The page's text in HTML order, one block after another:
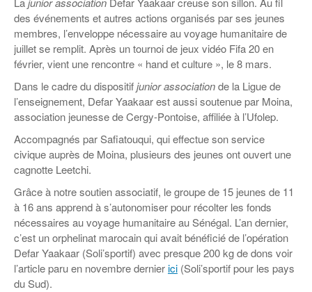
Malle pédagogique « Parcours d’exils
d’hier et d’aujourd’hui »
Espace bénévoles
Story play’r
La ligue 95 et Recyclivre
Lutte contre l’illettrisme
Education aux médias
Les veilleurs de l’info
Education verte
Formation Eco-délégué.es
Actualité Ecole
… Formations BAFD
Pour s’inscrire
Actualités loisirs
des événements et autres actions organisés par ses jeunes
membres, l’enveloppe nécessaire au voyage humanitaire de
juillet se remplit. Après un tournoi de jeux vidéo Fifa 20 en
février, vient une rencontre « hand et culture », le 8 mars.
Dans le cadre du dispositifjunior associationde la Ligue de
l’enseignement, Defar Yaakaar est aussi soutenue par Moina,
association jeunesse de Cergy-Pontoise, affiliée à l’Ufolep.
Accompagnés par Safiatouqui, qui effectue son service
civique auprès de Moina, plusieurs des jeunes ont ouvert une
cagnotte Leetchi.
Grâce à notre soutien associatif, le groupe de 15 jeunes de 11
à 16 ans apprend à s’autonomiser pour récolter les fonds
nécessaires au voyage humanitaire au Sénégal. L’an dernier,
c’est un orphelinat marocain qui avait bénéficié de l’opération
Defar Yaakaar (Soli’sportif) avec presque 200 kg de dons voir
l’article paru en novembre dernierici (Soli’sportif pour les pays
du Sud).